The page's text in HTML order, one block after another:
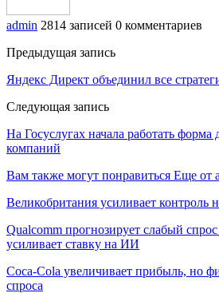
admin 2814 записей 0 комментариев
Предыдущая запись
Яндекс Директ объединил все
Следующая запись
На Госуслугах начала работать форма
компаний
Вам также могут понравиться Еще от
Великобритания усиливает контроль
Qualcomm прогнозирует слабый
усиливает ставку на ИИ
Coca-Cola увеличивает прибыль, но
спроса